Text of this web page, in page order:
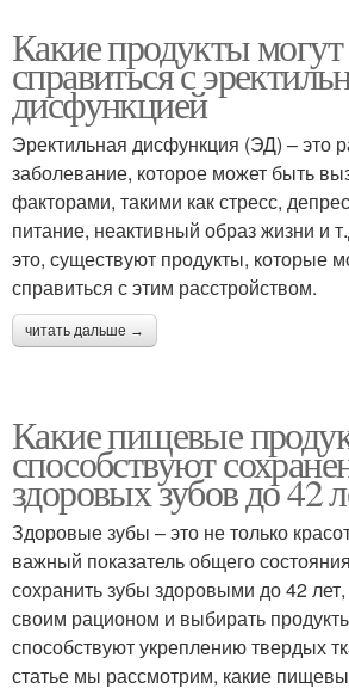
Какие продукты
справиться с
дисфункцией
Эректильная дисфункция (ЭД) – это
заболевание, которое может быть
факторами, такими как стресс,
питание, неактивный образ жизни и
это, существуют продукты, которые
справиться с этим расстройством.
читать дальше →
Какие пищевые
способствуют
здоровых зубов до 42
Здоровые зубы – это не только
важный показатель общего
сохранить зубы здоровыми до 42
своим рационом и выбирать
способствуют укреплению твердых
статье мы рассмотрим, какие